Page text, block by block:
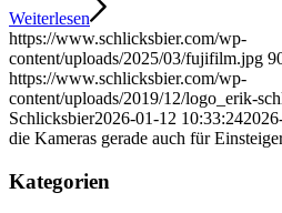
Weiterlesen
https://www.schlicksbier.com/wp-
content/uploads/2025/03/fujifilm.jpg
https://www.schlicksbier.com/wp-
content/uploads/2019/12/logo_erik-
Schlicksbier2026-01-12 10:33:24
die Kameras gerade auch für
Kategorien